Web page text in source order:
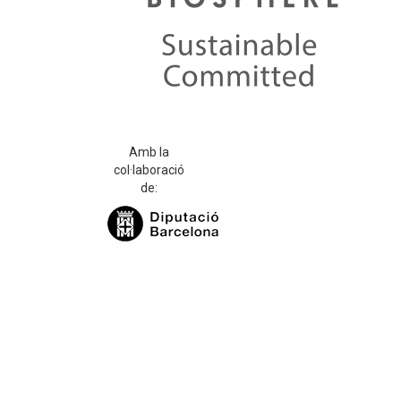
Amb la
col·laboració
de: